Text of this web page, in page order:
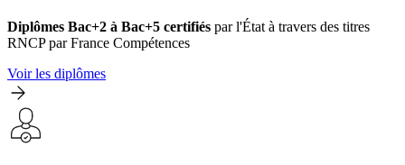
Diplômes Bac+2 à Bac+5 certifiés par l'État à travers des titres
RNCP par France Compétences
Voir les diplômes